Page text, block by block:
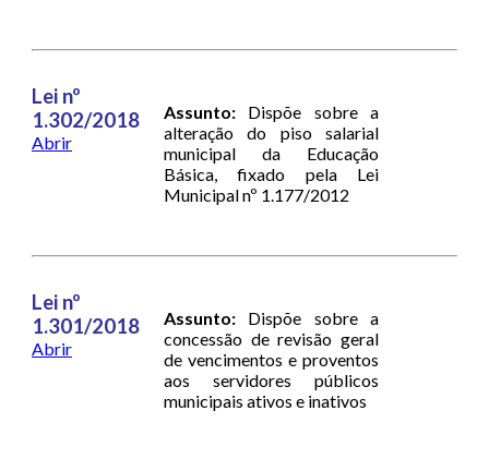
Lei nº
1.302/2018
Abrir
Assunto: Dispõe sobre a
alteração do piso salarial
municipal da Educação
Básica, fixado pela Lei
Municipal nº 1.177/2012
Lei nº
1.301/2018
Abrir
Assunto: Dispõe sobre a
concessão de revisão geral
de vencimentos e proventos
aos servidores públicos
municipais ativos e inativos